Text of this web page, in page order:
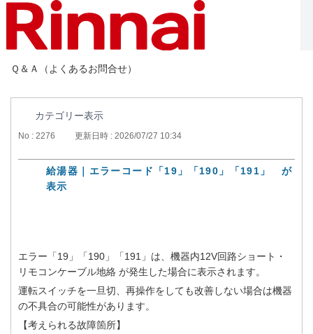
Ｑ＆Ａ（よくあるお問合せ）
カテゴリー表示
No : 2276 更新日時 : 2026/07/27 10:34
給湯器｜エラーコード「19」「190」「191」 が
表示
エラー「19」「190」「191」は、機器内12V回路ショート・
リモコンケーブル地絡 が発生した場合に表示されます。
運転スイッチを一旦切、再操作をしても改善しない場合は機器
の不具合の可能性があります。
【考えられる故障箇所】